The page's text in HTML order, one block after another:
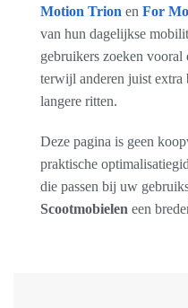
Motion Trion en For
van hun dagelijkse
gebruikers zoeken
terwijl anderen juist
langere ritten.
Deze pagina is geen
praktische
die passen bij uw
Scootmobielen een